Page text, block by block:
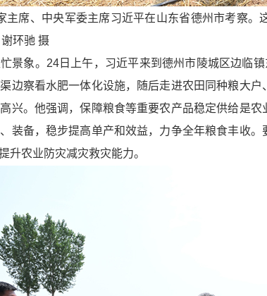
主席、中央军委主席习近平在山东省德州市考察
环驰 摄
景象。24日上午，习近平来到德州市陵城区边临
边察看水肥一体化设施，随后走进农田同种粮大
兴。他强调，保障粮食等重要农产品稳定供给是
装备，稳步提高单产和效益，力争全年粮食丰收
升农业防灾减灾救灾能力。